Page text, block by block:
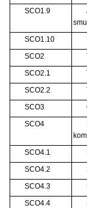
SCO1.9
SCO1.10
SCO2
SCO2.1
SCO2.2
SCO3
SCO4
SCO4.1
SCO4.2
SCO4.3
SCO4.4